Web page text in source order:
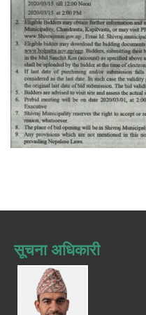
सूचना अधिकारी